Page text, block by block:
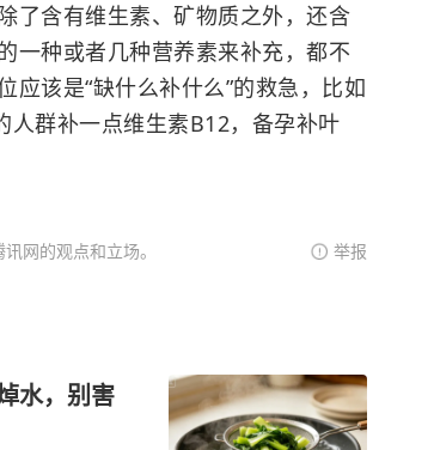
了含有维生素、矿物质之外，还含
一种或者几种营养素来补充，都不
该是“缺什么补什么”的救急，比如
人群补一点维生素B12，备孕补叶
网的观点和立场。 举报
水，别害